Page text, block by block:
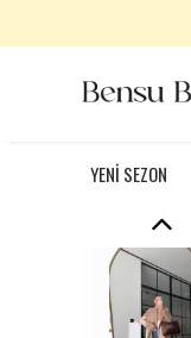
YENİ SEZON